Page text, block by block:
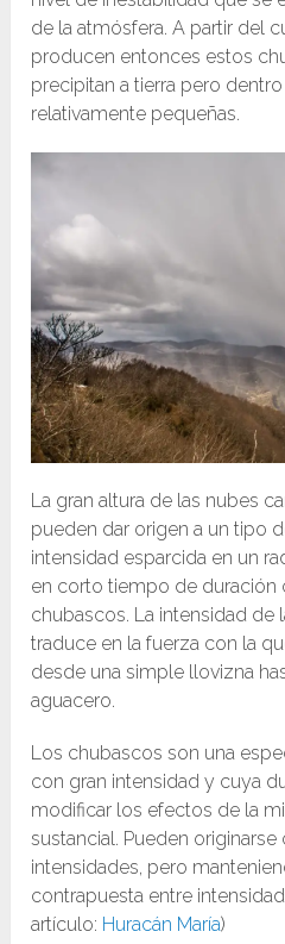
de la atmósfera. A partir del
producen entonces estos
precipitan a tierra pero
relativamente pequeñas.
La gran altura de las nubes
pueden dar origen a un tipo
intensidad esparcida en un
en corto tiempo de
chubascos. La intensidad de
traduce en la fuerza con la
desde una simple llovizna
aguacero.
Los chubascos son una
con gran intensidad y cuya
modificar los efectos de la
sustancial. Pueden
intensidades, pero
contrapuesta entre
artículo: Huracán María)